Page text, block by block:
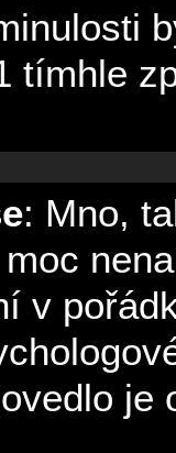
tímhle
: Mno,
v
je